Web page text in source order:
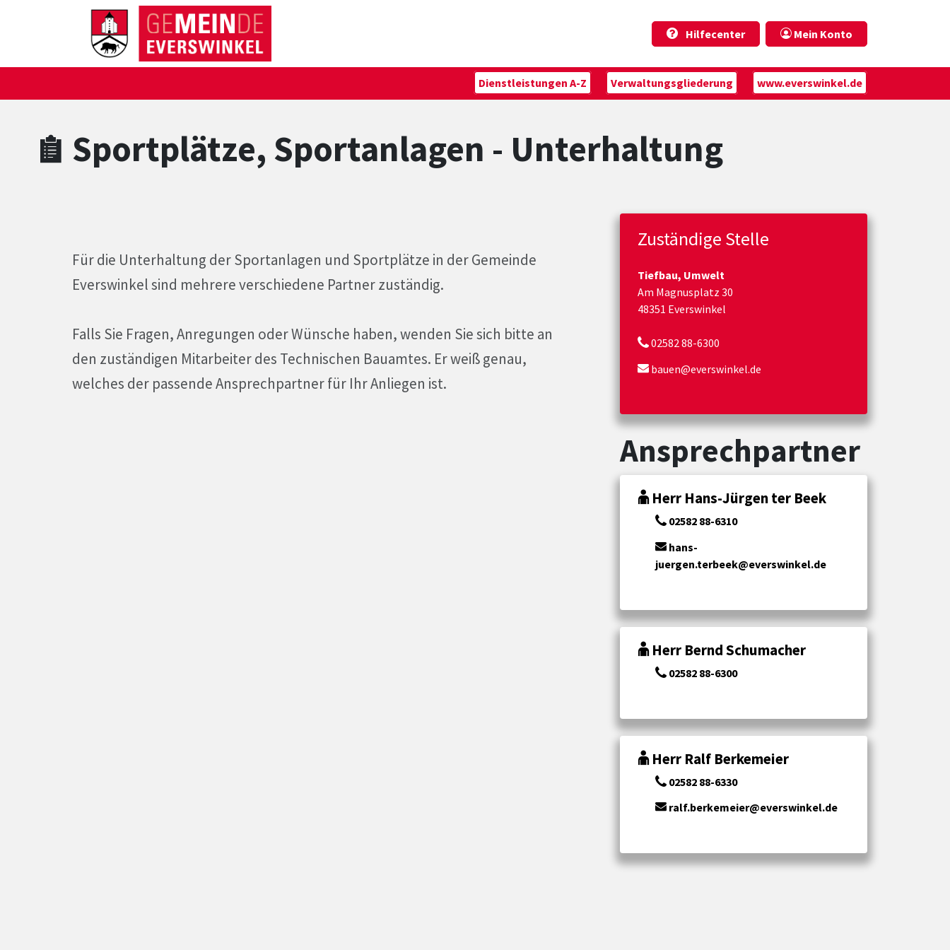
Zum Header
Zum Hauptinhalt
Zum Footer
Zum Hauptinhalt springen
Hilfecenter
Mein Konto
Dienstleistungen A-Z Verwaltungsgliederung www.everswinkel.de
Sportplätze, Sportanlagen - Unterhaltung
Für die Unterhaltung der Sportanlagen und Sportplätze in der Gemeinde
Everswinkel sind mehrere verschiedene Partner zuständig.
Falls Sie Fragen, Anregungen oder Wünsche haben, wenden Sie sich bitte an
den zuständigen Mitarbeiter des Technischen Bauamtes. Er weiß genau,
welches der passende Ansprechpartner für Ihr Anliegen ist.
Zuständige Stelle
Tiefbau, Umwelt
Am Magnusplatz 30
48351 Everswinkel
02582 88-6300
bauen@everswinkel.de
Ansprechpartner
Herr Hans-Jürgen ter Beek
02582 88-6310
hans-
juergen.terbeek@everswinkel.de
Herr Bernd Schumacher
02582 88-6300
Herr Ralf Berkemeier
02582 88-6330
ralf.berkemeier@everswinkel.de